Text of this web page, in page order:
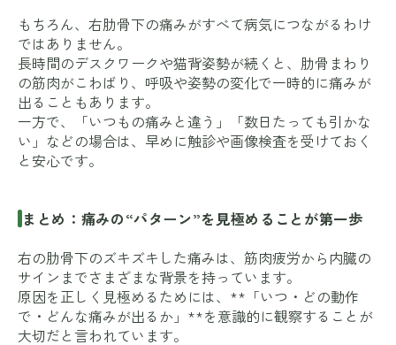
もちろん、右肋骨下の痛みがすべて病気につながるわけ
ではありません。
長時間のデスクワークや猫背姿勢が続くと、肋骨まわり
の筋肉がこわばり、呼吸や姿勢の変化で一時的に痛みが
出ることもあります。
一方で、「いつもの痛みと違う」「数日たっても引かな
い」などの場合は、早めに触診や画像検査を受けておく
と安心です。
まとめ：痛みの“パターン”を見極めることが第一歩
右の肋骨下のズキズキした痛みは、筋肉疲労から内臓の
サインまでさまざまな背景を持っています。
原因を正しく見極めるためには、**「いつ・どの動作
で・どんな痛みが出るか」**を意識的に観察することが
大切だと言われています。